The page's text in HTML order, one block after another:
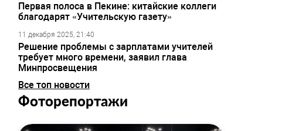
Первая полоса в Пекине: китайские коллеги
благодарят «Учительскую газету»
11 декабря 2025, 21:40
Решение проблемы с зарплатами учителей
требует много времени, заявил глава
Минпросвещения
Все топ новости
Фоторепортажи